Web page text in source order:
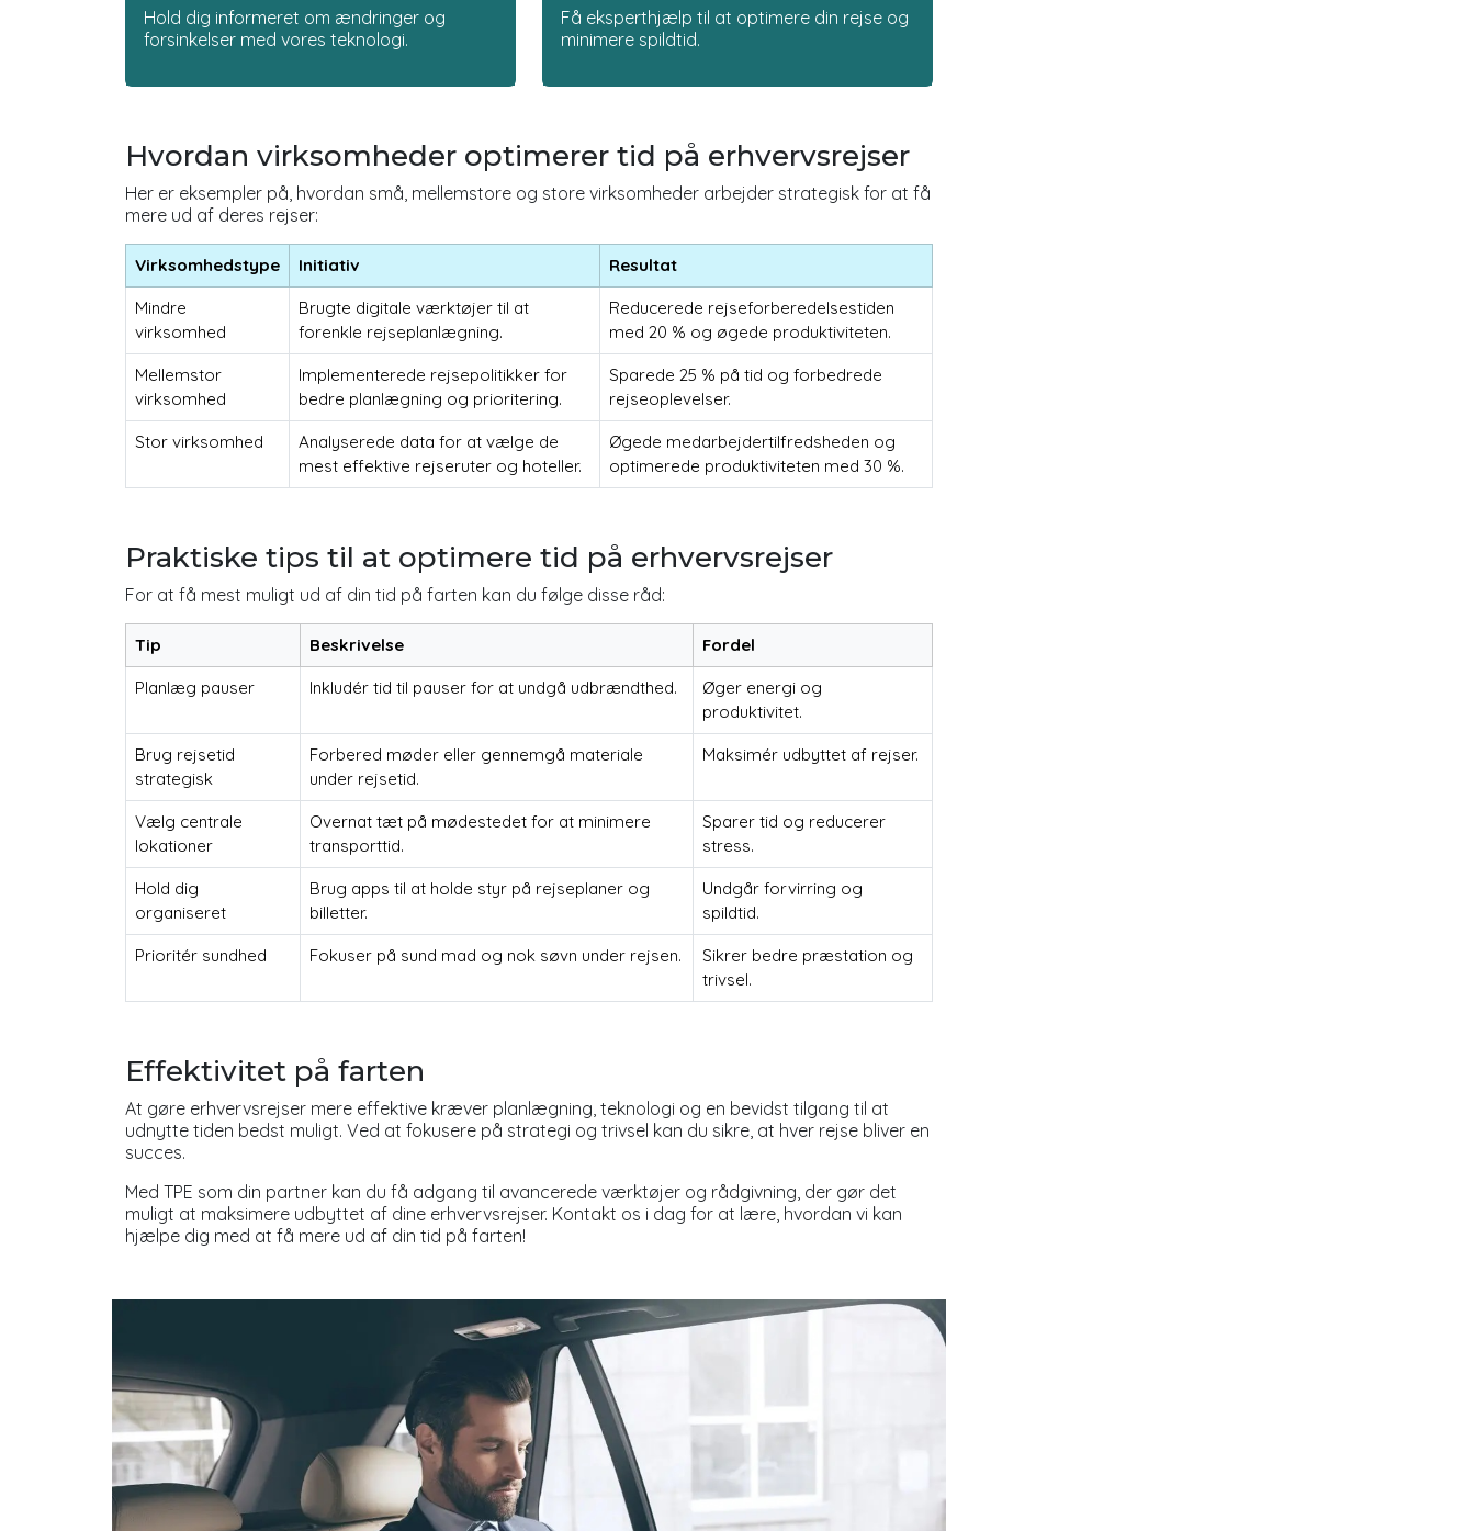
Hold dig informeret om ændringer og
forsinkelser med vores teknologi.
Få eksperthjælp til at optimere din rejse og
minimere spildtid.
Hvordan virksomheder optimerer tid på erhvervsrejser
Her er eksempler på, hvordan små, mellemstore og store virksomheder arbejder strategisk for at få
mere ud af deres rejser:
Virksomhedstype Initiativ Resultat
Mindre
virksomhed
Brugte digitale værktøjer til at
forenkle rejseplanlægning.
Reducerede rejseforberedelsestiden
med 20 % og øgede produktiviteten.
Mellemstor
virksomhed
Implementerede rejsepolitikker for
bedre planlægning og prioritering.
Sparede 25 % på tid og forbedrede
rejseoplevelser.
Stor virksomhed
Analyserede data for at vælge de
mest effektive rejseruter og hoteller.
Øgede medarbejdertilfredsheden og
optimerede produktiviteten med 30 %.
Praktiske tips til at optimere tid på erhvervsrejser
For at få mest muligt ud af din tid på farten kan du følge disse råd:
Tip Beskrivelse Fordel
Planlæg pauser Inkludér tid til pauser for at undgå udbrændthed.
Øger energi og
produktivitet.
Brug rejsetid
strategisk
Forbered møder eller gennemgå materiale
under rejsetid.
Maksimér udbyttet af rejser.
Vælg centrale
lokationer
Overnat tæt på mødestedet for at minimere
transporttid.
Sparer tid og reducerer
stress.
Hold dig
organiseret
Brug apps til at holde styr på rejseplaner og
billetter.
Undgår forvirring og
spildtid.
Prioritér sundhed Fokuser på sund mad og nok søvn under rejsen.
Sikrer bedre præstation og
trivsel.
Effektivitet på farten
At gøre erhvervsrejser mere effektive kræver planlægning, teknologi og en bevidst tilgang til at
udnytte tiden bedst muligt. Ved at fokusere på strategi og trivsel kan du sikre, at hver rejse bliver en
succes.
Med TPE som din partner kan du få adgang til avancerede værktøjer og rådgivning, der gør det
muligt at maksimere udbyttet af dine erhvervsrejser. Kontakt os i dag for at lære, hvordan vi kan
hjælpe dig med at få mere ud af din tid på farten!